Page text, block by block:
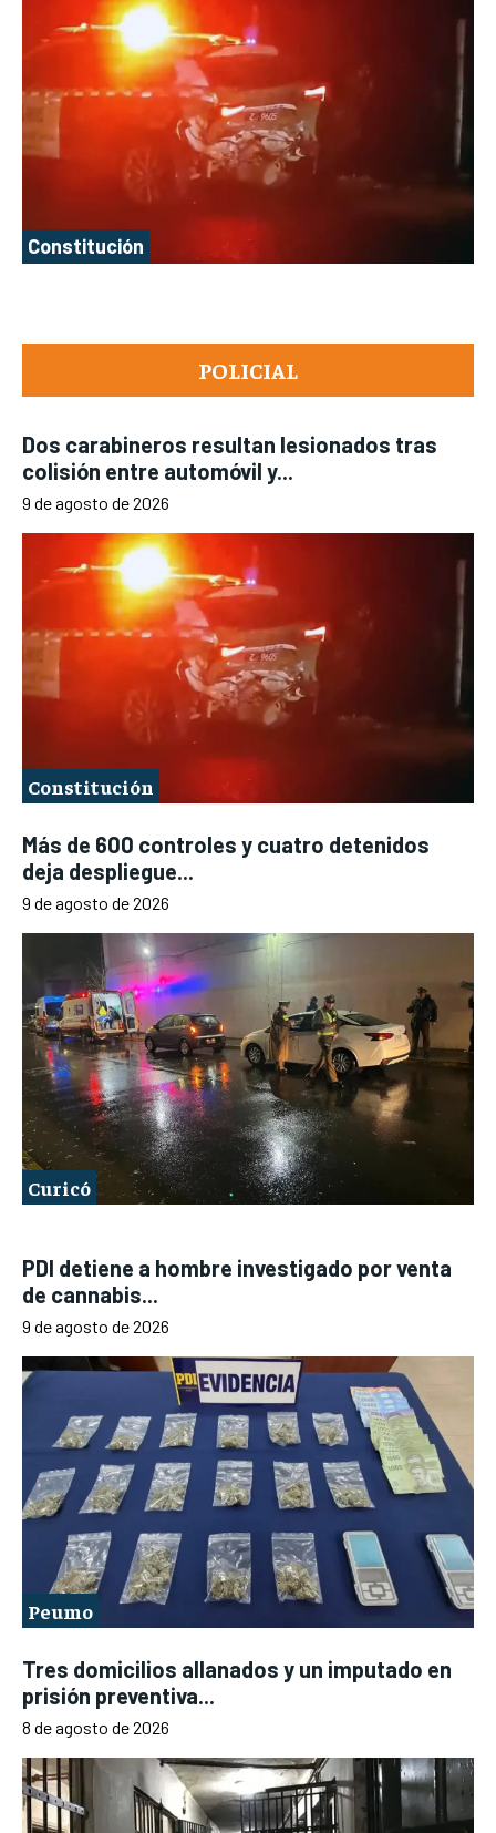
POLICIAL
Dos carabineros resultan lesionados tras
colisión entre automóvil y...
9 de agosto de 2026
Constitución
Más de 600 controles y cuatro detenidos
deja despliegue...
9 de agosto de 2026
Curicó
PDI detiene a hombre investigado por venta
de cannabis...
9 de agosto de 2026
Peumo
Tres domicilios allanados y un imputado en
prisión preventiva...
8 de agosto de 2026
Constitución